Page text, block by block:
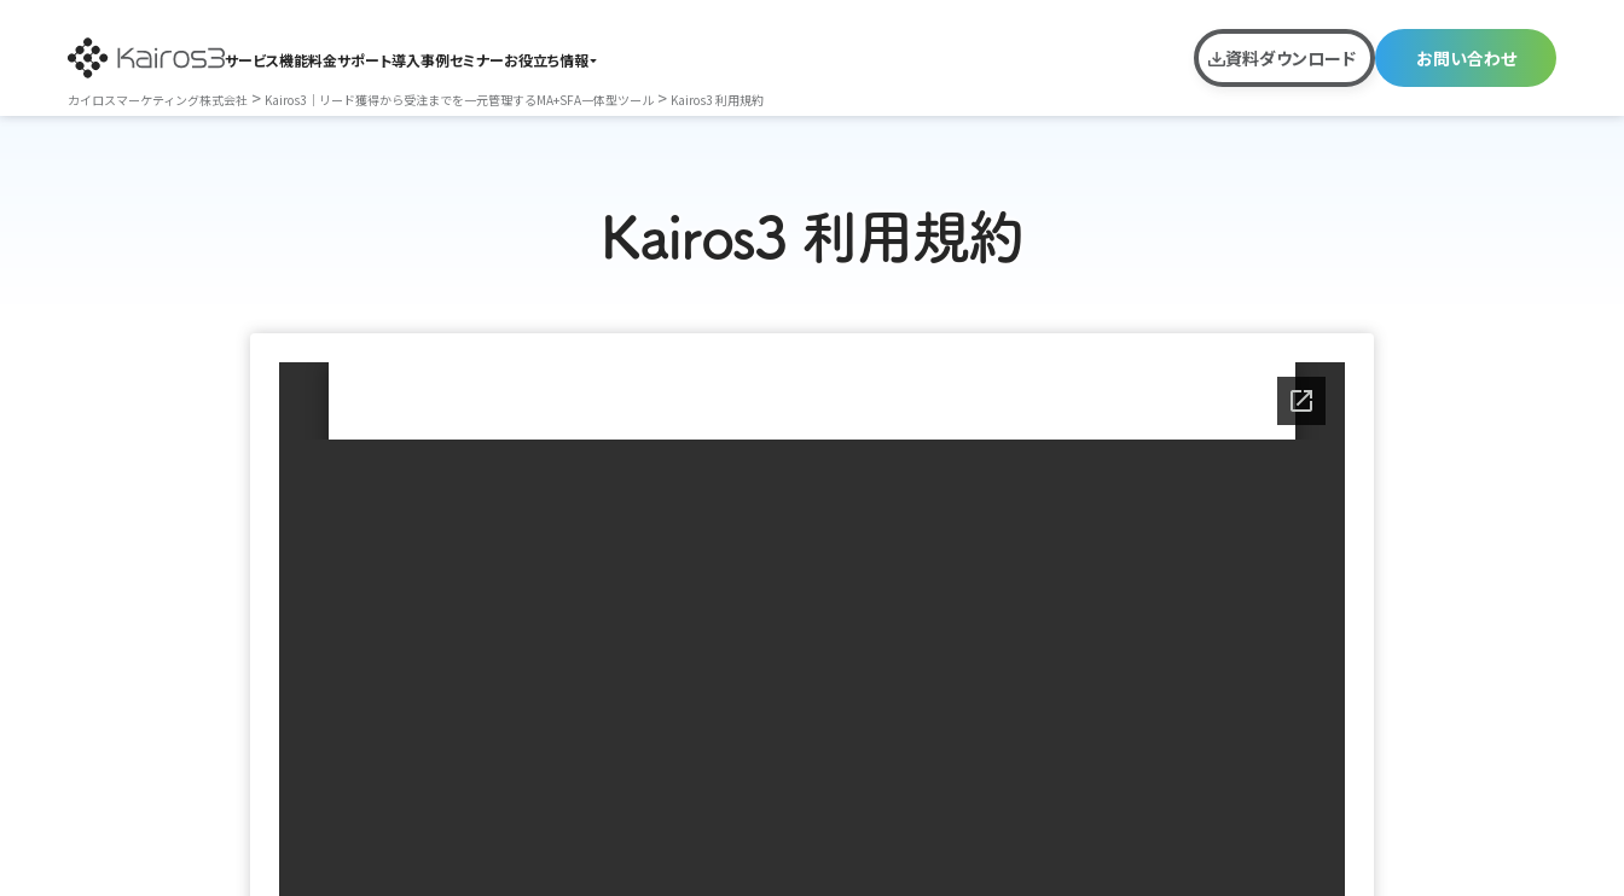
サービス機能料金サポート導入事例セミナーお役立ち情報 資料ダウンロード お問い合わせ
カイロスマーケティング株式会社 > Kairos3｜リード獲得から受注までを一元管理するMA+SFA一体型ツール > Kairos3 利用規約
Kairos3 利用規約